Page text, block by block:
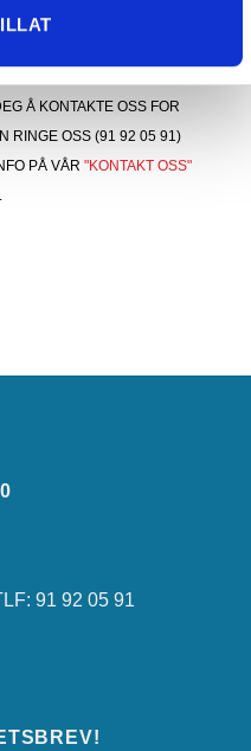
Å KONTAKTE OSS FOR
RINGE OSS (91 92 05 91)
PÅ VÅR "KONTAKT OSS"
91 92 05 91